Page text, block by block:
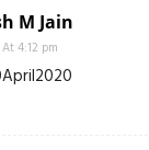
M Jain
4:12 pm